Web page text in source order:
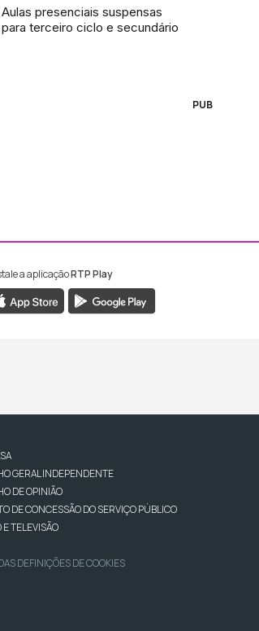
Aulas presenciais suspensas
para terceiro ciclo e secundário
PUB
Madeira
RTP Madeira
a aplicaçãoRTP Play
GERAL INDEPENDENTE
DE OPINIÃO
DE CONCESSÃO DO SERVIÇO PÚBLICO
E TELEVISÃO
DEFINIÇÕES DE COOKIES